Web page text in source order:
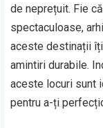
de neprețuit. Fie
spectaculoase,
aceste destinații
amintiri durabile.
aceste locuri sunt
pentru a-ți